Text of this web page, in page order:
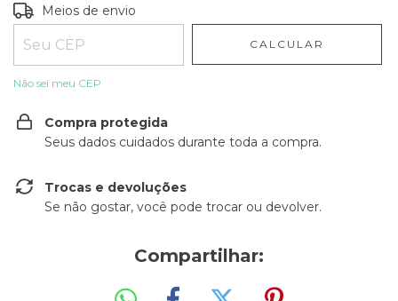
Entregas para o CEP:
Meios de envio
CALCULAR
Não sei meu CEP
Compra protegida
Seus dados cuidados durante toda a compra.
Trocas e devoluções
Se não gostar, você pode trocar ou devolver.
Compartilhar: